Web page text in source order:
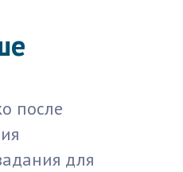
после
для